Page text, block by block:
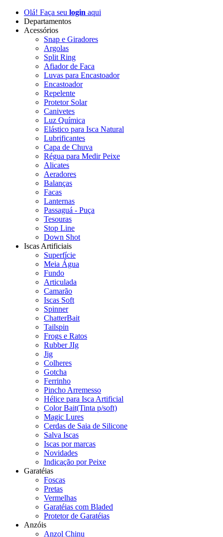
Olá! Faça seu login aqui
Departamentos
Acessórios
Snap e Giradores
Argolas
Split Ring
Afiador de Faca
Luvas para Encastoador
Encastoador
Repelente
Protetor Solar
Canivetes
Luz Química
Elástico para Isca Natural
Lubrificantes
Capa de Chuva
Régua para Medir Peixe
Alicates
Aeradores
Balanças
Facas
Lanternas
Passaguá - Puça
Tesouras
Stop Line
Down Shot
Iscas Artificiais
Superfície
Meia Água
Fundo
Articulada
Camarão
Iscas Soft
Spinner
ChatterBait
Tailspin
Frogs e Ratos
Rubber JIg
Jig
Colheres
Gotcha
Ferrinho
Pincho Arremesso
Hélice para Isca Artificial
Color Bait(Tinta p/soft)
Magic Lures
Cerdas de Saia de Silicone
Salva Iscas
Iscas por marcas
Novidades
Indicação por Peixe
Garatéias
Foscas
Pretas
Vermelhas
Garatéias com Bladed
Protetor de Garatéias
Anzóis
Anzol Chinu